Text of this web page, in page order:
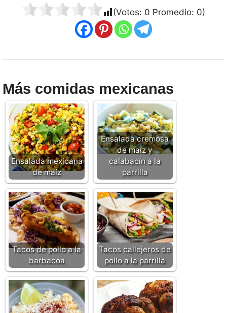
(Votos: 0 Promedio: 0)
Más comidas mexicanas
Ensalada mexicana
de maíz
Ensalada cremosa
de maíz y
calabacín a la
parrilla
Tacos de pollo a la
barbacoa
Tacos callejeros de
pollo a la parrilla